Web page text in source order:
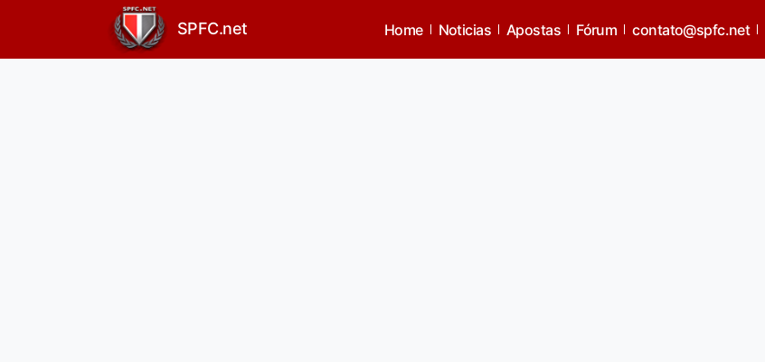
SPFC.net Home Noticias Apostas Fórum contato@spfc.net